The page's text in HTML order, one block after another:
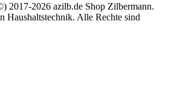
2017-2026 azilb.de Shop Zilbermann.
Haushaltstechnik. Alle Rechte sind